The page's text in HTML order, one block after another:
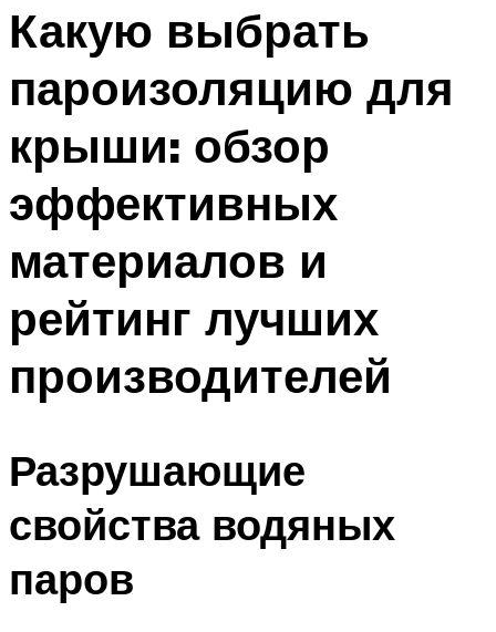
Какую выбрать
пароизоляцию для
крыши: обзор
эффективных
материалов и
рейтинг лучших
производителей
Разрушающие
свойства водяных
паров